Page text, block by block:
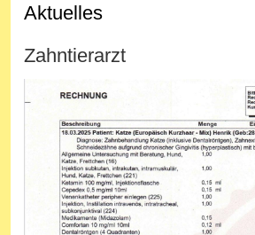
Aktuelles
Zahntierarzt